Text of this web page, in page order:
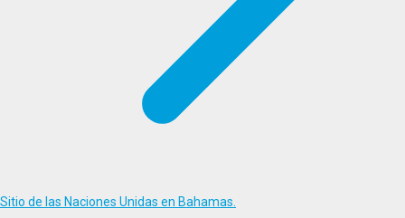
Sitio de las Naciones Unidas en Bahamas.